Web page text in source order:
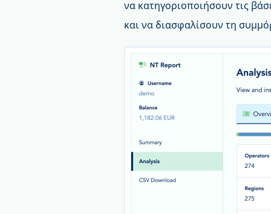
να κατηγοριοποιήσουν τις
και να διασφαλίσουν τη